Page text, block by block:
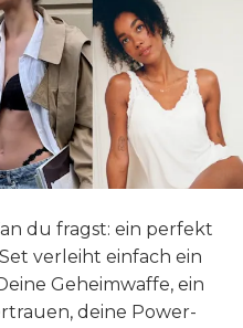
du fragst: ein perfekt
verleiht einfach ein
Geheimwaffe, ein
deine Power-